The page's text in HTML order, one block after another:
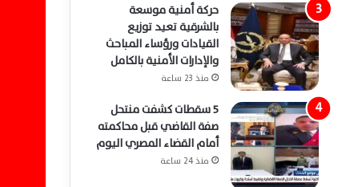
حركة أمنية موسعة
بالشرقية تعيد توزيع
القيادات ورؤساء المباحث
والإدارات الأمنية بالكامل
منذ 23 ساعة
5 سقطات كشفت منتحل
صفة القاضي قبل محاكمته
أمام القضاء المصري اليوم
منذ 24 ساعة